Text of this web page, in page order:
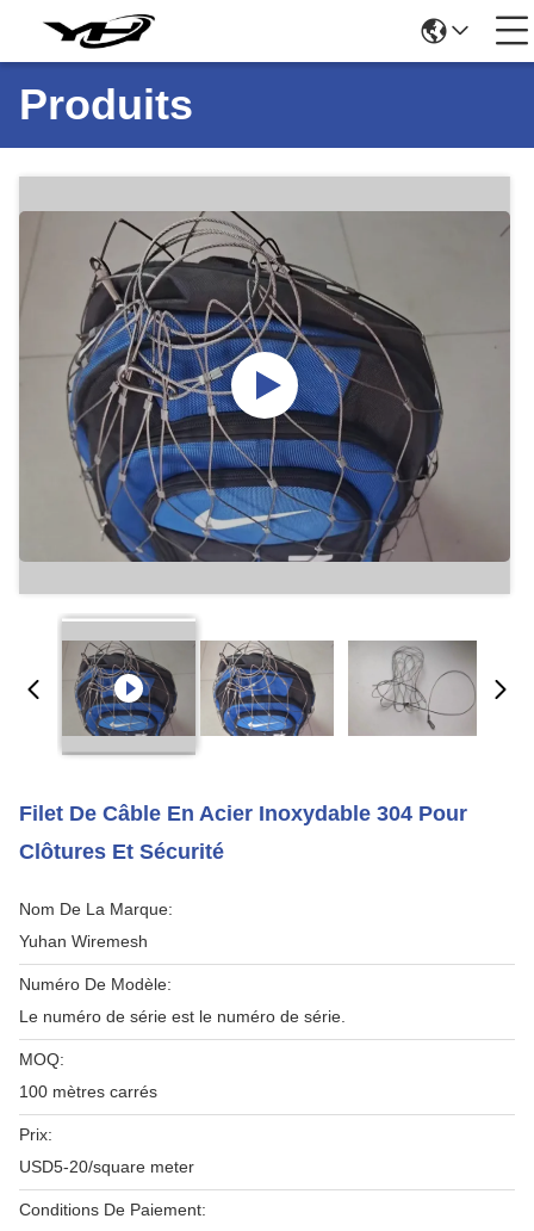
Produits
Filet De Câble En Acier Inoxydable 304 Pour
Clôtures Et Sécurité
Nom De La Marque:
Yuhan Wiremesh
Numéro De Modèle:
Le numéro de série est le numéro de série.
MOQ:
100 mètres carrés
Prix:
USD5-20/square meter
Conditions De Paiement: